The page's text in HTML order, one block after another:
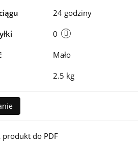
24 godziny
0
Mało
2.5 kg
produkt do PDF